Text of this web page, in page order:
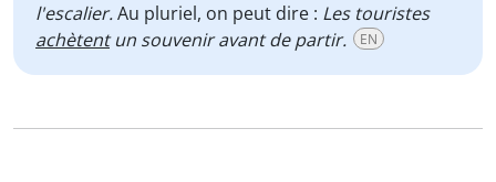
l'escalier.Au pluriel, on peut dire : Les touristes
achètentun souvenir avant de partir. EN